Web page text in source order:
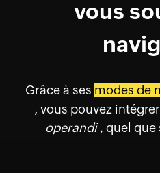
vous
Grâce à ses modes de
, vous pouvez
operandi, quel